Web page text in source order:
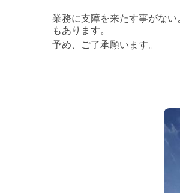
業務に支障を来たす事がな
もあります。
予め、ご了承願います。